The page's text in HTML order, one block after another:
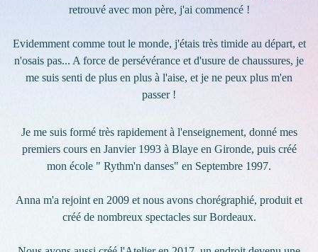
retrouvé avec mon père, j'ai commencé !
Evidemment comme tout le monde, j'étais très timide au départ, et
n'osais pas... A force de persévérance et d'usure de chaussures, je
me suis senti de plus en plus à l'aise, et je ne peux plus m'en
passer !
Je me suis formé très rapidement à l'enseignement, donné mes
premiers cours en Janvier 1993 à Blaye en Gironde, puis créé
mon école " Rythm'n danses" en Septembre 1997.
Anna m'a rejoint en 2009 et nous avons chorégraphié, produit et
créé de nombreux spectacles sur Bordeaux.